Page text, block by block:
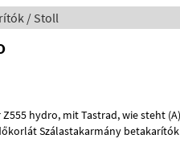
/ Stoll
wie steht (A)
Szálastakarmány betakarítók